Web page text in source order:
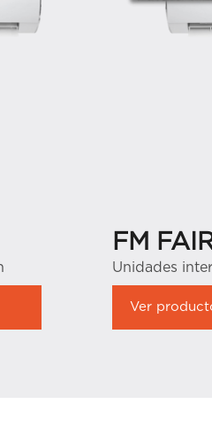
FM
Unidades
Ver